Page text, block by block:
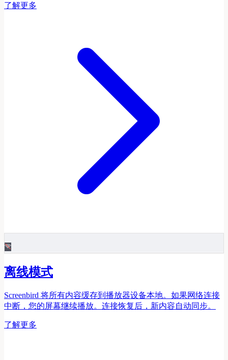
了解更多
离线模式
Screenbird 将所有内容缓存到播放器设备本地。如果网络连接
中断，您的屏幕继续播放。连接恢复后，新内容自动同步。
了解更多